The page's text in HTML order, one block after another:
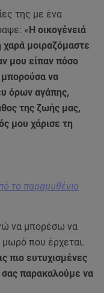
της με ένα
«Η οικογένειά
μοιραζόμαστε
μου είπαν πόσο
μπορούσα να
όρων αγάπης,
της ζωής μας,
μου χάρισε τη
το παραμυθένιο
να μπορέσω να
που έρχεται.
πιο ευτυχισμένες
σας παρακαλούμε να